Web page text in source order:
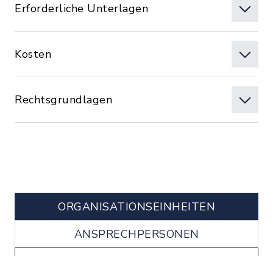
Erforderliche Unterlagen
Kosten
Rechtsgrundlagen
ORGANISATIONS­EINHEITEN
ANSPRECHPERSONEN